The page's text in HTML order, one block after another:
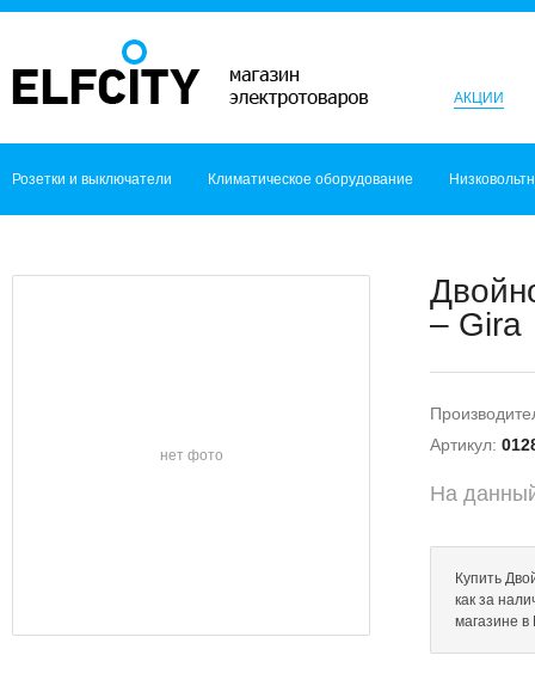
АКЦИИ
Розетки и выключатели Климатическое оборудование
нет фото
– Gira
Артикул:
На
Купить
как за
магазине